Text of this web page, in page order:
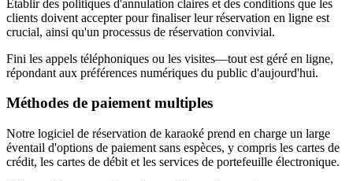
Établir des politiques d'annulation claires et des conditions que les
clients doivent accepter pour finaliser leur réservation en ligne est
crucial, ainsi qu'un processus de réservation convivial.
Fini les appels téléphoniques ou les visites—tout est géré en ligne,
répondant aux préférences numériques du public d'aujourd'hui.
Méthodes de paiement multiples
Notre logiciel de réservation de karaoké prend en charge un large
éventail d'options de paiement sans espèces, y compris les cartes de
crédit, les cartes de débit et les services de portefeuille électronique.